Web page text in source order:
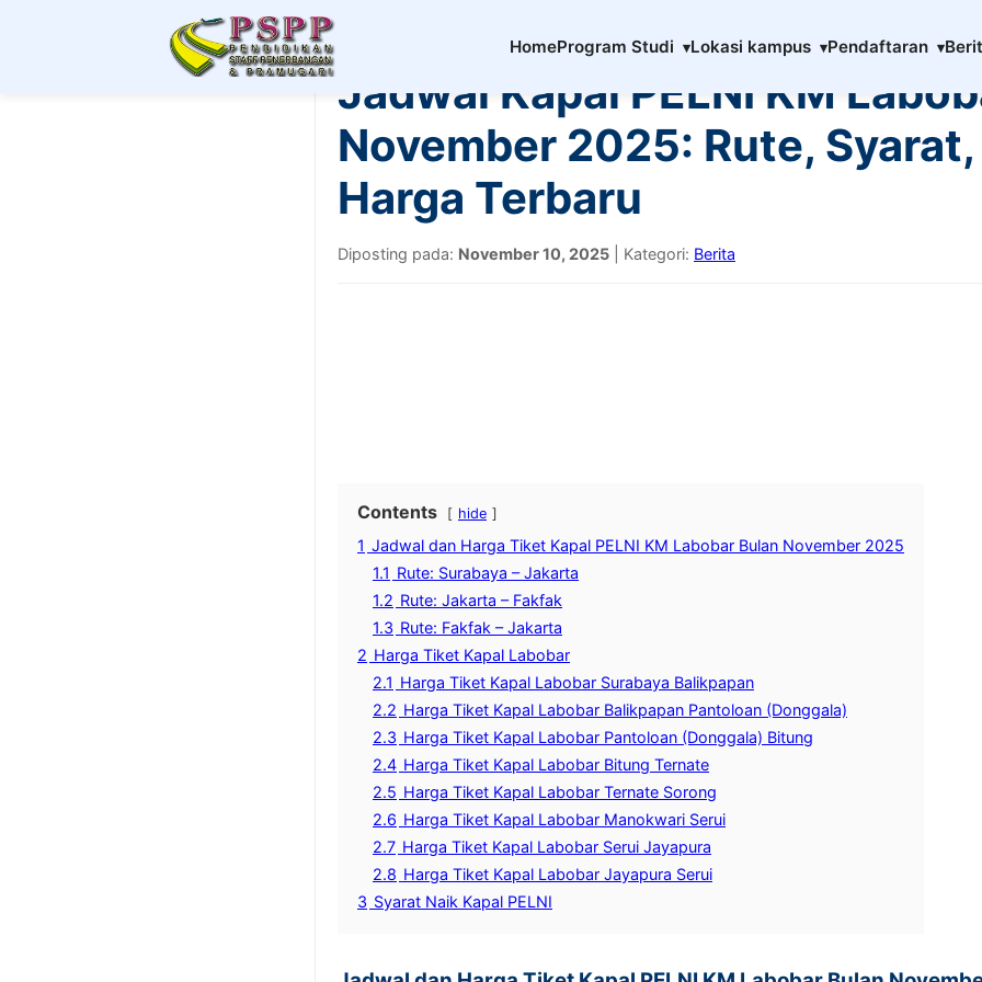
HomeProgram Studi Lokasi kampus Pendaftaran
Jadwal Kapal PELNI KM
November 2025: Rute,
Harga Terbaru
Diposting pada: November 10, 2025 | Kategori: Berita
Contents hide
1 Jadwal dan Harga Tiket Kapal PELNI KM Labobar Bulan November 2025
1.1 Rute: Surabaya – Jakarta
1.2 Rute: Jakarta – Fakfak
1.3 Rute: Fakfak – Jakarta
2 Harga Tiket Kapal Labobar
2.1 Harga Tiket Kapal Labobar Surabaya Balikpapan
2.2 Harga Tiket Kapal Labobar Balikpapan Pantoloan (Donggala)
2.3 Harga Tiket Kapal Labobar Pantoloan (Donggala) Bitung
2.4 Harga Tiket Kapal Labobar Bitung Ternate
2.5 Harga Tiket Kapal Labobar Ternate Sorong
2.6 Harga Tiket Kapal Labobar Manokwari Serui
2.7 Harga Tiket Kapal Labobar Serui Jayapura
2.8 Harga Tiket Kapal Labobar Jayapura Serui
3 Syarat Naik Kapal PELNI